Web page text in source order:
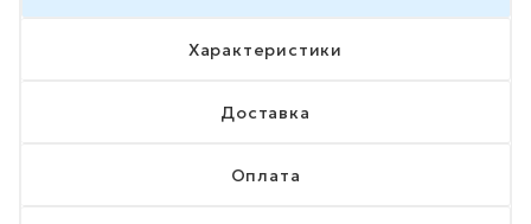
Характеристики
Доставка
Оплата